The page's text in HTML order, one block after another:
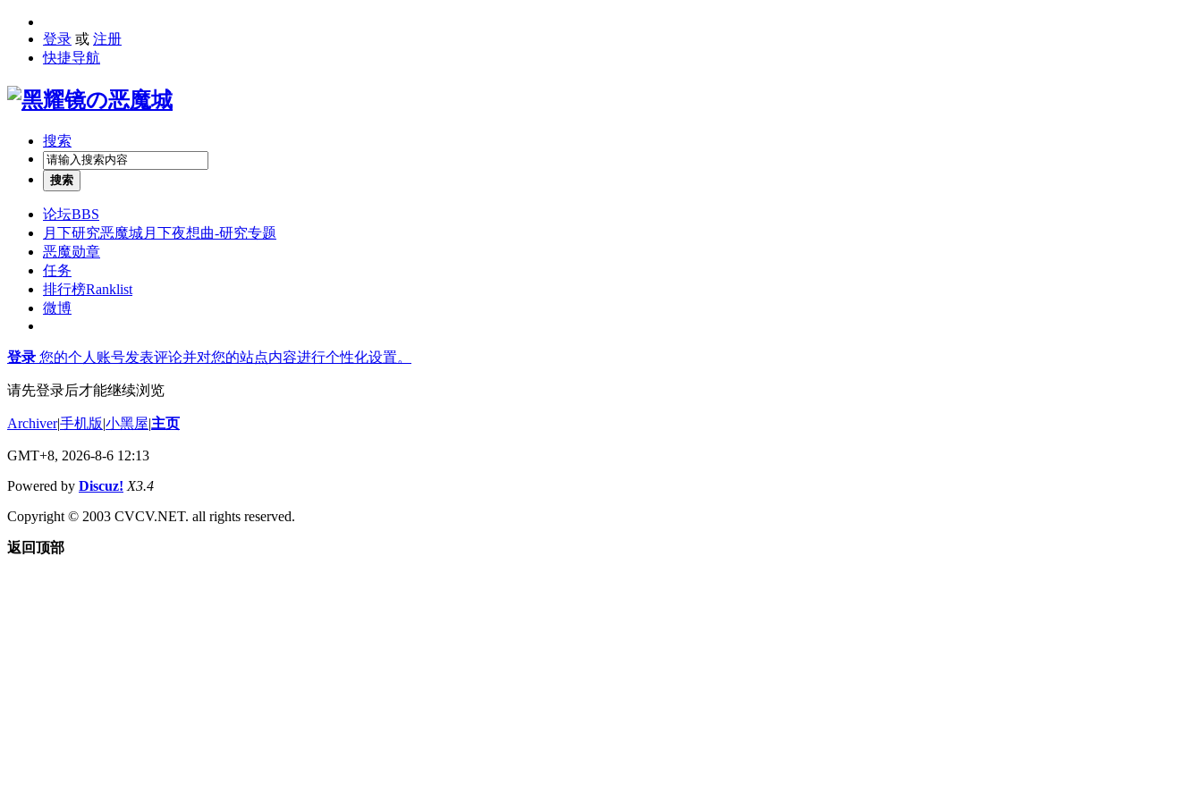
登录 或 注册
快捷导航
搜索
搜索
论坛BBS
月下研究恶魔城月下夜想曲-研究专题
恶魔勋章
任务
排行榜Ranklist
微博
登录 您的个人账号发表评论并对您的站点内容进行个性化设置。
请先登录后才能继续浏览
Archiver|手机版|小黑屋|主页
GMT+8, 2026-8-6 12:13
Powered by Discuz! X3.4
Copyright © 2003 CVCV.NET. all rights reserved.
返回顶部